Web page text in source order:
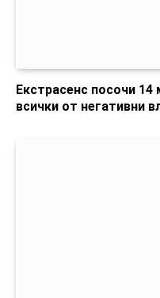
Екстрасенс посочи
всички от негативни